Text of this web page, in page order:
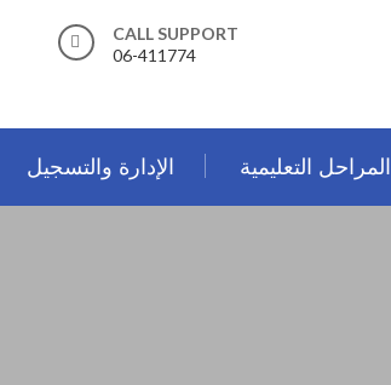
CALL SUPPORT
06-411774
الإدارة والتسجيل المراحل التعليمية